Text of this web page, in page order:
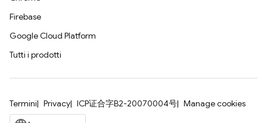
Firebase
Google Cloud Platform
Tutti i prodotti
Termini Privacy ICP证合字B2-20070004号 Manage cookies